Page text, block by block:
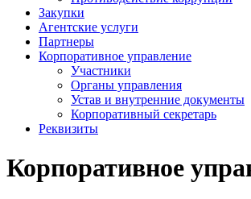
Закупки
Агентские услуги
Партнеры
Корпоративное управление
Участники
Органы управления
Устав и внутренние документы
Корпоративный секретарь
Реквизиты
Корпоративное